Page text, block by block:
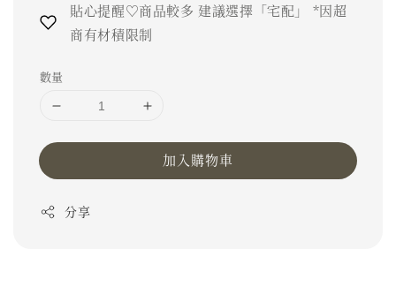
貼心提醒♡商品較多 建議選擇「宅配」 *因超
商有材積限制
數量
加入購物車
分享